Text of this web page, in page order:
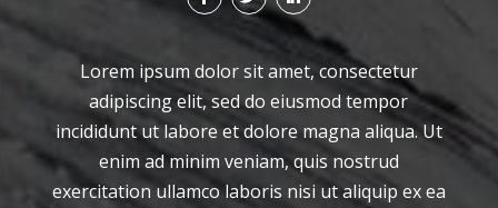
Lorem ipsum dolor sit amet, consectetur
adipiscing elit, sed do eiusmod tempor
incididunt ut labore et dolore magna aliqua. Ut
enim ad minim veniam, quis nostrud
exercitation ullamco laboris nisi ut aliquip ex ea